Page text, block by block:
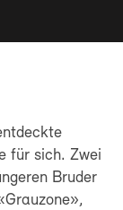
(bitte wenden
für sich. Zwei
Bruder